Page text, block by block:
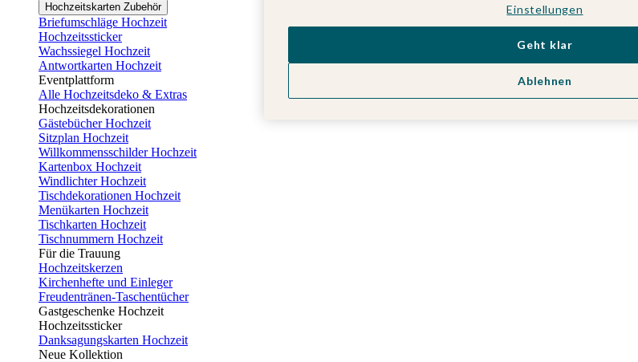
Hochzeitskarten Zubehör
Briefumschläge Hochzeit
Hochzeitssticker
Wachssiegel Hochzeit
Antwortkarten Hochzeit
Eventplattform
Alle Hochzeitsdeko & Extras
Hochzeitsdekorationen
Gästebücher Hochzeit
Sitzplan Hochzeit
Willkommensschilder Hochzeit
Kartenbox Hochzeit
Windlichter Hochzeit
Tischdekorationen Hochzeit
Menükarten Hochzeit
Tischkarten Hochzeit
Tischnummern Hochzeit
Für die Trauung
Hochzeitskerzen
Kirchenhefte und Einleger
Freudentränen-Taschentücher
Gastgeschenke Hochzeit
Hochzeitssticker
Danksagungskarten Hochzeit
Neue Kollektion
Einstellungen
Ablehnen
Geht klar